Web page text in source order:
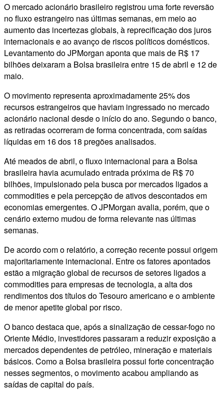
O mercado acionário brasileiro registrou uma forte reversão
no fluxo estrangeiro nas últimas semanas, em meio ao
aumento das incertezas globais, à reprecificação dos juros
internacionais e ao avanço de riscos políticos domésticos.
Levantamento do JPMorgan aponta que mais de R$ 17
bilhões deixaram a Bolsa brasileira entre 15 de abril e 12 de
maio.
O movimento representa aproximadamente 25% dos
recursos estrangeiros que haviam ingressado no mercado
acionário nacional desde o início do ano. Segundo o banco,
as retiradas ocorreram de forma concentrada, com saídas
líquidas em 16 dos 18 pregões analisados.
Até meados de abril, o fluxo internacional para a Bolsa
brasileira havia acumulado entrada próxima de R$ 70
bilhões, impulsionado pela busca por mercados ligados a
commodities e pela percepção de ativos descontados em
economias emergentes. O JPMorgan avalia, porém, que o
cenário externo mudou de forma relevante nas últimas
semanas.
De acordo com o relatório, a correção recente possui origem
majoritariamente internacional. Entre os fatores apontados
estão a migração global de recursos de setores ligados a
commodities para empresas de tecnologia, a alta dos
rendimentos dos títulos do Tesouro americano e o ambiente
de menor apetite global por risco.
O banco destaca que, após a sinalização de cessar-fogo no
Oriente Médio, investidores passaram a reduzir exposição a
mercados dependentes de petróleo, mineração e materiais
básicos. Como a Bolsa brasileira possui forte concentração
nesses segmentos, o movimento acabou ampliando as
saídas de capital do país.